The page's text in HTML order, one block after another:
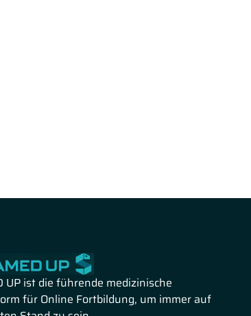
UP ist die führende medizinische
für Online Fortbildung, um immer auf